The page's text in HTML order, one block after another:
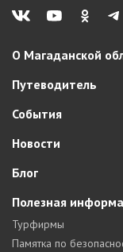
О Магаданской
Путеводитель
События
Новости
Блог
Полезная
Турфирмы
Памятка по